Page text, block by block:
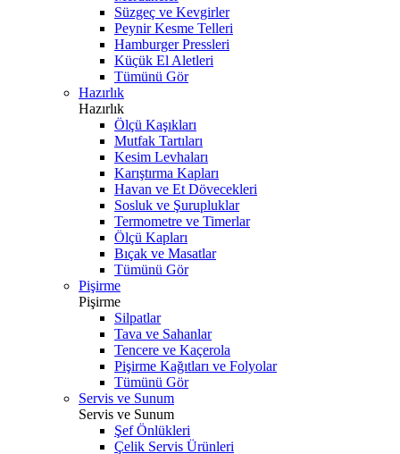
Süzgeç ve Kevgirler
Peynir Kesme Telleri
Hamburger Pressleri
Küçük El Aletleri
Tümünü Gör
Hazırlık
Hazırlık
Ölçü Kaşıkları
Mutfak Tartıları
Kesim Levhaları
Karıştırma Kapları
Havan ve Et Dövecekleri
Sosluk ve Şurupluklar
Termometre ve Timerlar
Ölçü Kapları
Bıçak ve Masatlar
Tümünü Gör
Pişirme
Pişirme
Silpatlar
Tava ve Sahanlar
Tencere ve Kaçerola
Pişirme Kağıtları ve Folyolar
Tümünü Gör
Servis ve Sunum
Servis ve Sunum
Şef Önlükleri
Çelik Servis Ürünleri